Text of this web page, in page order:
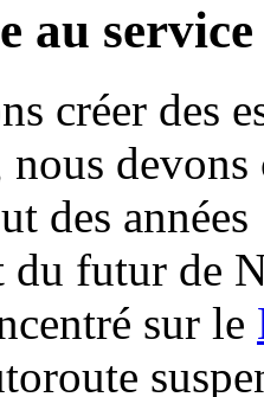
au
créer des
des
du futur de
sur le